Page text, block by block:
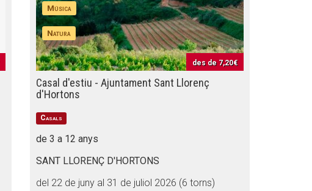
Música
Natura
des de 7,20€
Casal d'estiu - Ajuntament Sant Llorenç
d'Hortons
Casals
de 3 a 12 anys
SANT LLORENÇ D'HORTONS
del 22 de juny al 31 de juliol 2026 (6 torns)